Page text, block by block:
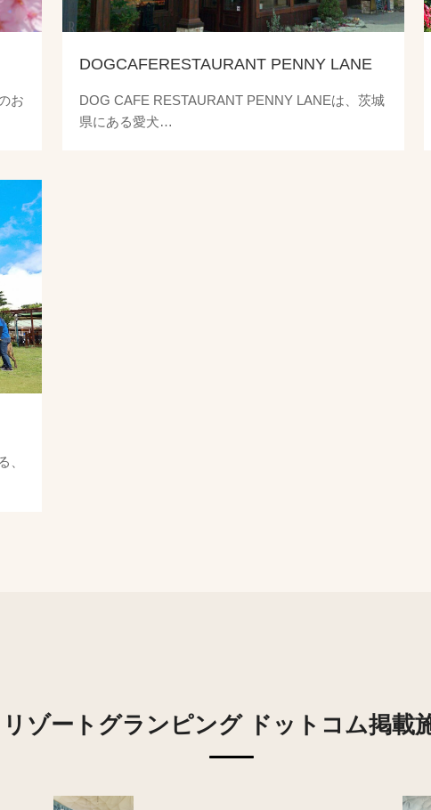
お
DOGCAFERESTAURANT PENNY LANE
DOG CAFE RESTAURANT PENNY LANEは、茨城
県にある愛犬…
、
リゾートグランピングドットコム掲載